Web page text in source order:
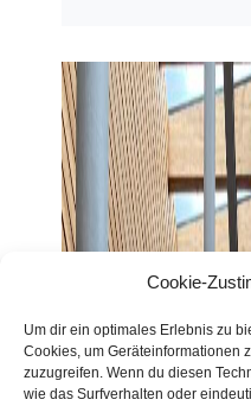
Cookie-
Um dir ein optimales Erlebnis zu
Cookies, um Geräteinformationen
zuzugreifen. Wenn du diesen
wie das Surfverhalten oder